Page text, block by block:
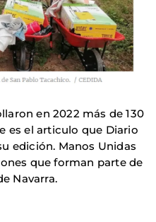
en 2022 más de 130
es el articulo que Diario
edición. Manos Unidas
que forman parte de
Navarra.